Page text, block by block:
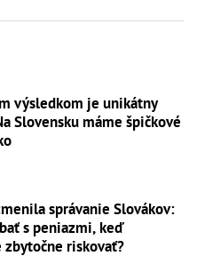
výsledkom je unikátny
Slovensku máme špičkové
správanie Slovákov:
s peniazmi, keď
zbytočne riskovať?